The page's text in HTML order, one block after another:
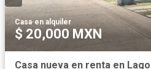
Casa·en alquiler
$ 20,000 MXN
Casa nueva en renta en